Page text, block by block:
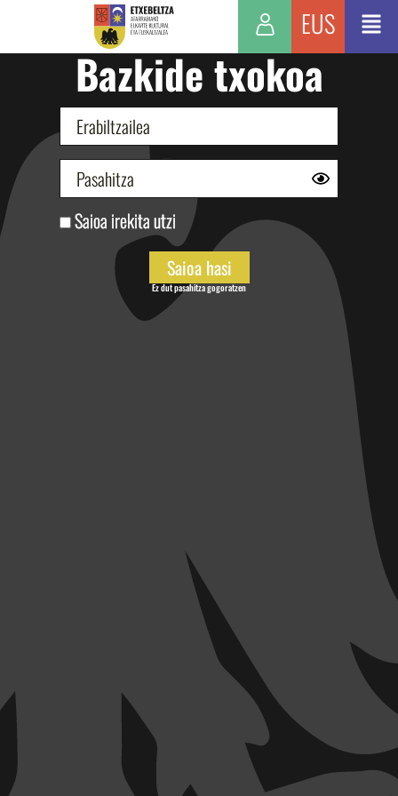
EUS
Bazkide txokoa
Saioa irekita utzi
Ez dut pasahitza gogoratzen